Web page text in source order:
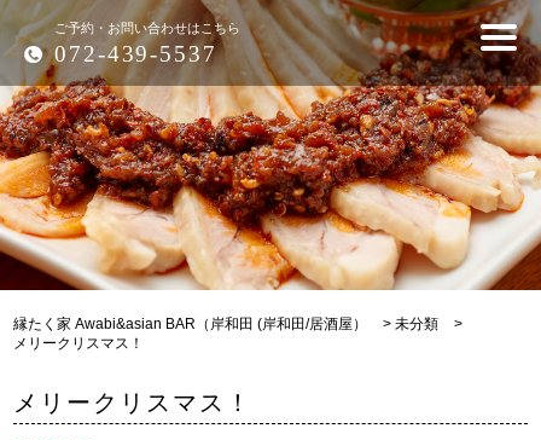
ご予約・お問い合わせはこちら
072-439-5537
縁たく家 Awabi&asian BAR（岸和田 (岸和田/居酒屋） >未分類
>
メリークリスマス！
メリークリスマス！